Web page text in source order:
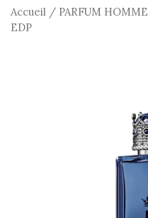
Accueil / PARFUM HOMME
EDP